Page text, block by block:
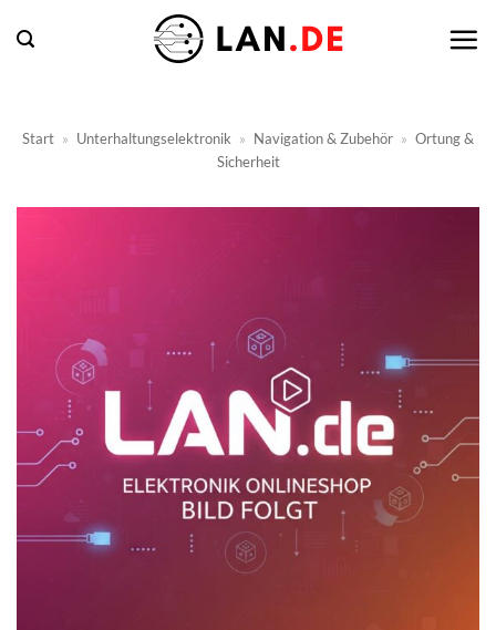
Inhalt
Start » Unterhaltungselektronik » Navigation & Zubehör » Ortung &
Sicherheit